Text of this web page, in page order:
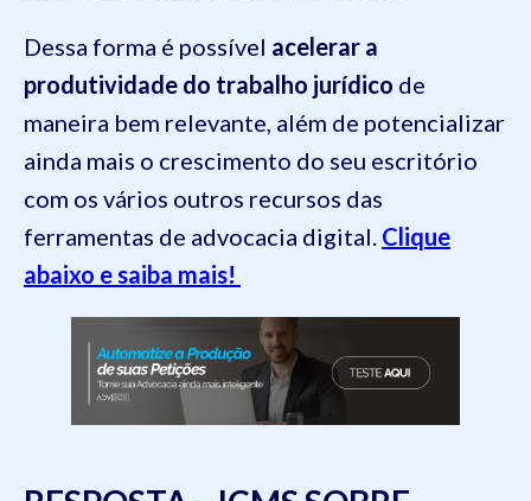
Dessa forma é possível acelerar a
produtividade do trabalho jurídico de
maneira bem relevante, além de potencializar
ainda mais o crescimento do seu escritório
com os vários outros recursos das
ferramentas de advocacia digital. Clique
abaixo e saiba mais!